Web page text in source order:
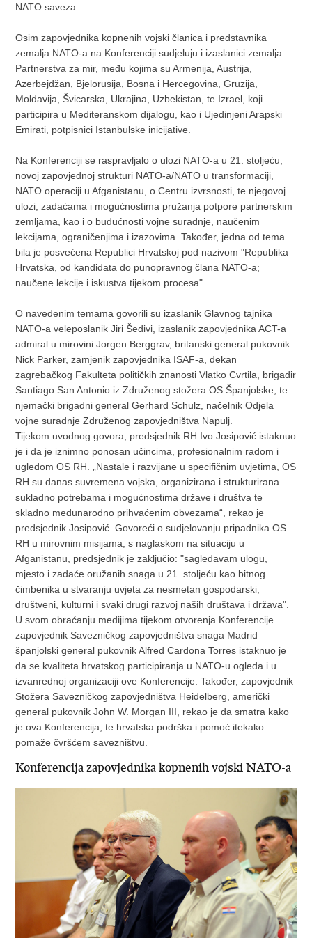
NATO saveza.
Osim zapovjednika kopnenih vojski članica i predstavnika
zemalja NATO-a na Konferenciji sudjeluju i izaslanici zemalja
Partnerstva za mir, među kojima su Armenija, Austrija,
Azerbejdžan, Bjelorusija, Bosna i Hercegovina, Gruzija,
Moldavija, Švicarska, Ukrajina, Uzbekistan, te Izrael, koji
participira u Mediteranskom dijalogu, kao i Ujedinjeni Arapski
Emirati, potpisnici Istanbulske inicijative.
Na Konferenciji se raspravljalo o ulozi NATO-a u 21. stoljeću,
novoj zapovjednoj strukturi NATO-a/NATO u transformaciji,
NATO operaciji u Afganistanu, o Centru izvrsnosti, te njegovoj
ulozi, zadaćama i mogućnostima pružanja potpore partnerskim
zemljama, kao i o budućnosti vojne suradnje, naučenim
lekcijama, ograničenjima i izazovima. Također, jedna od tema
bila je posvećena Republici Hrvatskoj pod nazivom "Republika
Hrvatska, od kandidata do punopravnog člana NATO-a;
naučene lekcije i iskustva tijekom procesa".
O navedenim temama govorili su izaslanik Glavnog tajnika
NATO-a veleposlanik Jiri Šedivi, izaslanik zapovjednika ACT-a
admiral u mirovini Jorgen Berggrav, britanski general pukovnik
Nick Parker, zamjenik zapovjednika ISAF-a, dekan
zagrebačkog Fakulteta političkih znanosti Vlatko Cvrtila, brigadir
Santiago San Antonio iz Združenog stožera OS Španjolske, te
njemački brigadni general Gerhard Schulz, načelnik Odjela
vojne suradnje Združenog zapovjedništva Napulj.
Tijekom uvodnog govora, predsjednik RH Ivo Josipović istaknuo
je i da je iznimno ponosan učincima, profesionalnim radom i
ugledom OS RH. „Nastale i razvijane u specifičnim uvjetima, OS
RH su danas suvremena vojska, organizirana i strukturirana
sukladno potrebama i mogućnostima države i društva te
skladno međunarodno prihvaćenim obvezama“, rekao je
predsjednik Josipović. Govoreći o sudjelovanju pripadnika OS
RH u mirovnim misijama, s naglaskom na situaciju u
Afganistanu, predsjednik je zaključio: "sagledavam ulogu,
mjesto i zadaće oružanih snaga u 21. stoljeću kao bitnog
čimbenika u stvaranju uvjeta za nesmetan gospodarski,
društveni, kulturni i svaki drugi razvoj naših društava i država".
U svom obraćanju medijima tijekom otvorenja Konferencije
zapovjednik Savezničkog zapovjedništva snaga Madrid
španjolski general pukovnik Alfred Cardona Torres istaknuo je
da se kvaliteta hrvatskog participiranja u NATO-u ogleda i u
izvanrednoj organizaciji ove Konferencije. Također, zapovjednik
Stožera Savezničkog zapovjedništva Heidelberg, američki
general pukovnik John W. Morgan III, rekao je da smatra kako
je ova Konferencija, te hrvatska podrška i pomoć itekako
pomaže čvršćem savezništvu.
Konferencija zapovjednika kopnenih vojski NATO-a